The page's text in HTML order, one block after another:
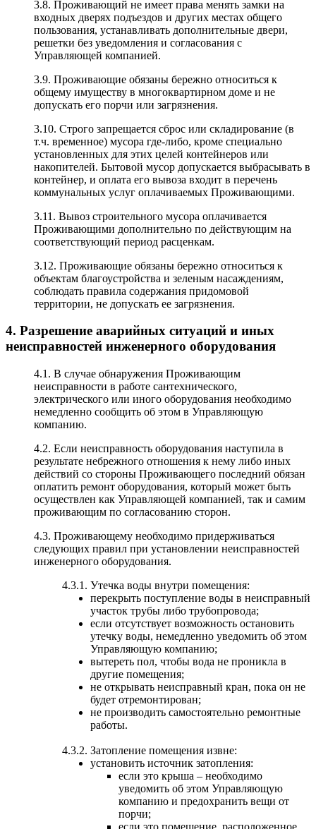
3.8. Проживающий не имеет права менять замки на
входных дверях подъездов и других местах общего
пользования, устанавливать дополнительные двери,
решетки без уведомления и согласования с
Управляющей компанией.
3.9. Проживающие обязаны бережно относиться к
общему имуществу в многоквартирном доме и не
допускать его порчи или загрязнения.
3.10. Строго запрещается сброс или складирование (в
т.ч. временное) мусора где-либо, кроме специально
установленных для этих целей контейнеров или
накопителей. Бытовой мусор допускается выбрасывать в
контейнер, и оплата его вывоза входит в перечень
коммунальных услуг оплачиваемых Проживающими.
3.11. Вывоз строительного мусора оплачивается
Проживающими дополнительно по действующим на
соответствующий период расценкам.
3.12. Проживающие обязаны бережно относиться к
объектам благоустройства и зеленым насаждениям,
соблюдать правила содержания придомовой
территории, не допускать ее загрязнения.
4. Разрешение аварийных ситуаций и иных
неисправностей инженерного оборудования
4.1. В случае обнаружения Проживающим
неисправности в работе сантехнического,
электрического или иного оборудования необходимо
немедленно сообщить об этом в Управляющую
компанию.
4.2. Если неисправность оборудования наступила в
результате небрежного отношения к нему либо иных
действий со стороны Проживающего последний обязан
оплатить ремонт оборудования, который может быть
осуществлен как Управляющей компанией, так и самим
проживающим по согласованию сторон.
4.3. Проживающему необходимо придерживаться
следующих правил при установлении неисправностей
инженерного оборудования.
4.3.1. Утечка воды внутри помещения:
перекрыть поступление воды в неисправный
участок трубы либо трубопровода;
если отсутствует возможность остановить
утечку воды, немедленно уведомить об этом
Управляющую компанию;
вытереть пол, чтобы вода не проникла в
другие помещения;
не открывать неисправный кран, пока он не
будет отремонтирован;
не производить самостоятельно ремонтные
работы.
4.3.2. Затопление помещения извне:
установить источник затопления:
если это крыша – необходимо
уведомить об этом Управляющую
компанию и предохранить вещи от
порчи;